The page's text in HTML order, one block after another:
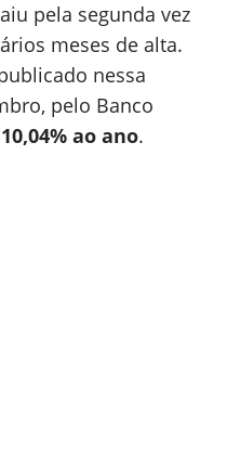
pela segunda vez
meses de alta.
nessa
pelo Banco
10,04% ao ano.